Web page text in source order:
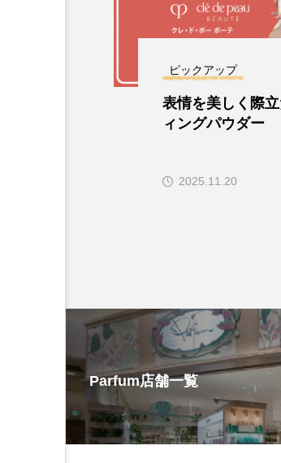
ピックアップ
表情を美しく際
ィングパウダー
2025.11.20
Parfum店舗一覧